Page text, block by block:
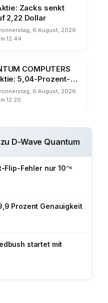
Zacks senkt
2,22 Dollar
6 August, 2026
12:44
COMPUTERS
5,04-Prozent-
Euro
6 August, 2026
12:20
D-Wave Quantum
Flip-Fehler nur 10⁻⁶
Prozent Genauigkeit
startet mit